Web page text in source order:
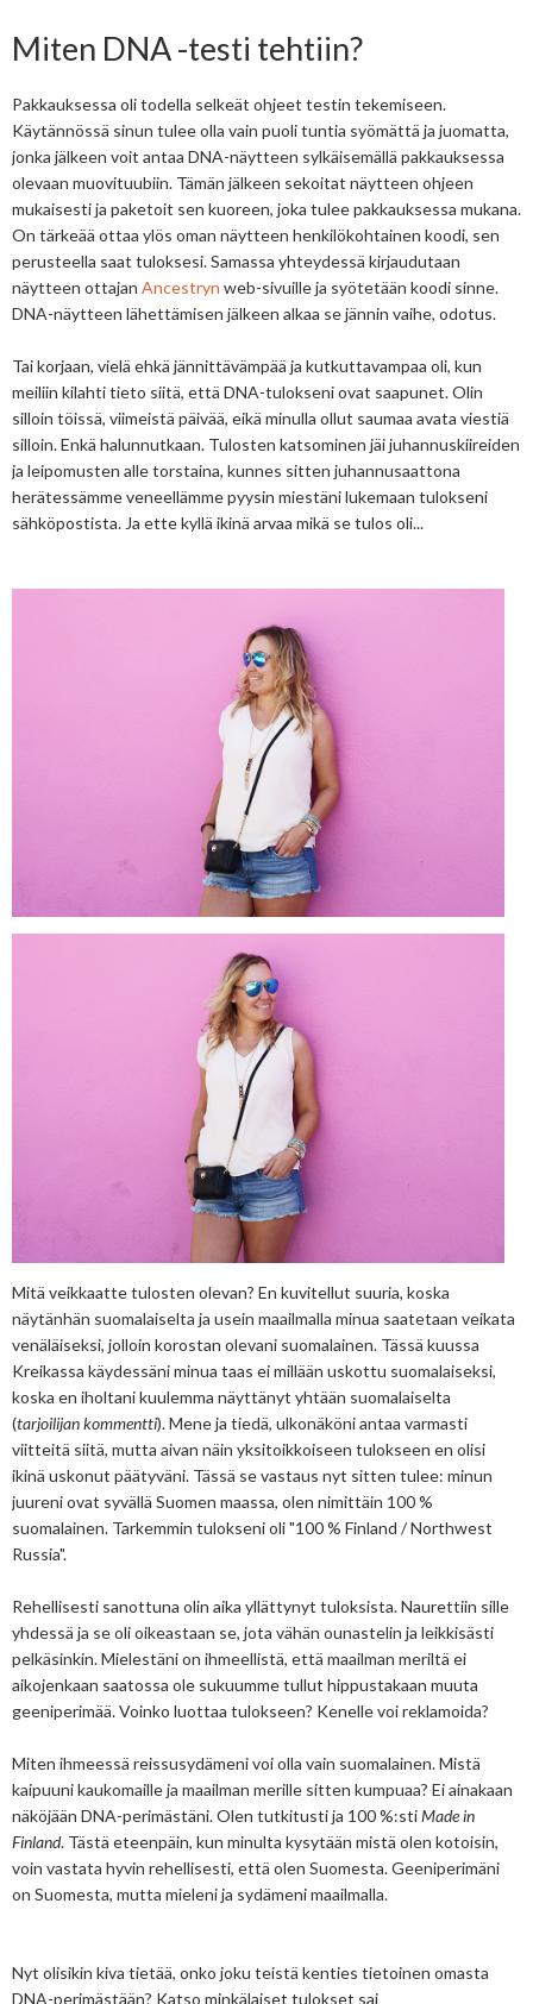
Miten DNA -testi tehtiin?
Pakkauksessa oli todella selkeät ohjeet testin tekemiseen.
Käytännössä sinun tulee olla vain puoli tuntia syömättä ja juomatta,
jonka jälkeen voit antaa DNA-näytteen sylkäisemällä pakkauksessa
olevaan muovituubiin. Tämän jälkeen sekoitat näytteen ohjeen
mukaisesti ja paketoit sen kuoreen, joka tulee pakkauksessa mukana.
On tärkeää ottaa ylös oman näytteen henkilökohtainen koodi, sen
perusteella saat tuloksesi. Samassa yhteydessä kirjaudutaan
näytteen ottajan Ancestryn web-sivuille ja syötetään koodi sinne.
DNA-näytteen lähettämisen jälkeen alkaa se jännin vaihe, odotus.
Tai korjaan, vielä ehkä jännittävämpää ja kutkuttavampaa oli, kun
meiliin kilahti tieto siitä, että DNA-tulokseni ovat saapunet. Olin
silloin töissä, viimeistä päivää, eikä minulla ollut saumaa avata viestiä
silloin. Enkä halunnutkaan. Tulosten katsominen jäi juhannuskiireiden
ja leipomusten alle torstaina, kunnes sitten juhannusaattona
herätessämme veneellämme pyysin miestäni lukemaan tulokseni
sähköpostista. Ja ette kyllä ikinä arvaa mikä se tulos oli...
Mitä veikkaatte tulosten olevan? En kuvitellut suuria, koska
näytänhän suomalaiselta ja usein maailmalla minua saatetaan veikata
venäläiseksi, jolloin korostan olevani suomalainen. Tässä kuussa
Kreikassa käydessäni minua taas ei millään uskottu suomalaiseksi,
koska en iholtani kuulemma näyttänyt yhtään suomalaiselta
(tarjoilijan kommentti). Mene ja tiedä, ulkonäköni antaa varmasti
viitteitä siitä, mutta aivan näin yksitoikkoiseen tulokseen en olisi
ikinä uskonut päätyväni. Tässä se vastaus nyt sitten tulee: minun
juureni ovat syvällä Suomen maassa, olen nimittäin 100 %
suomalainen. Tarkemmin tulokseni oli "100 % Finland / Northwest
Russia".
Rehellisesti sanottuna olin aika yllättynyt tuloksista. Naurettiin sille
yhdessä ja se oli oikeastaan se, jota vähän ounastelin ja leikkisästi
pelkäsinkin. Mielestäni on ihmeellistä, että maailman meriltä ei
aikojenkaan saatossa ole sukuumme tullut hippustakaan muuta
geeniperimää. Voinko luottaa tulokseen? Kenelle voi reklamoida?
Miten ihmeessä reissusydämeni voi olla vain suomalainen. Mistä
kaipuuni kaukomaille ja maailman merille sitten kumpuaa? Ei ainakaan
näköjään DNA-perimästäni. Olen tutkitusti ja 100 %:stiMade in
Finland. Tästä eteenpäin, kun minulta kysytään mistä olen kotoisin,
voin vastata hyvin rehellisesti, että olen Suomesta. Geeniperimäni
on Suomesta, mutta mieleni ja sydämeni maailmalla.
Nyt olisikin kiva tietää, onko joku teistä kenties tietoinen omasta
DNA-perimästään? Katso minkälaiset tulokset sai